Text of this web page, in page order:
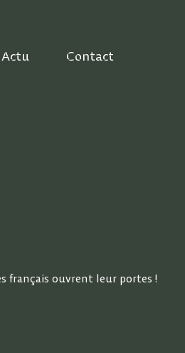
Actu Contact
français ouvrent leur portes !